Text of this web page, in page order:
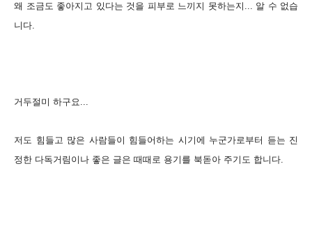
왜 조금도 좋아지고 있다는 것을 피부로 느끼지 못하는지... 알 수 없습
니다.
거두절미 하구요...
저도 힘들고 많은 사람들이 힘들어하는 시기에 누군가로부터 듣는 진
정한 다독거림이나 좋은 글은 때때로 용기를 북돋아 주기도 합니다.